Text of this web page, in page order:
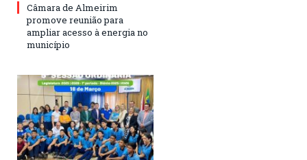
Câmara de Almeirim
promove reunião para
ampliar acesso à energia no
município